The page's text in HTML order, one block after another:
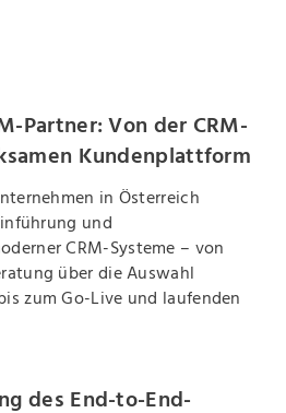
Partner: Von der CRM-
Kundenplattform
in Österreich
und
CRM-Systeme – von
über die Auswahl
zum Go-Live und laufenden
des End-to-End-